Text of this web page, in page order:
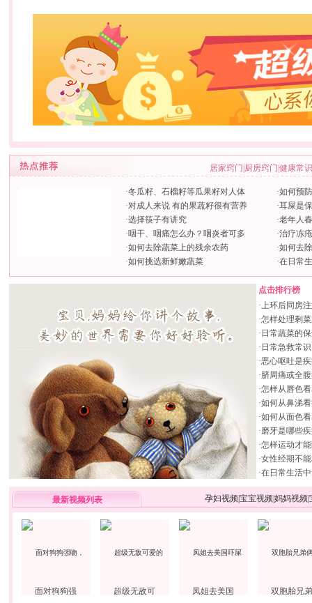
居家窍门 厨房窍门 健康常识
·冬瓜籽、石榴籽等瓜果籽对人体
·对成人来说 有的果蔬籽很有营养
·选择筷子有讲究
·咽干、咽痛怎么办？咽炎者可多
·如何去除蔬菜上的残余农药
·如何挑选新鲜嫩蔬菜
·如何预
·耳屎是
·老年人
·治疗冻
·如何去
·在日常
点击排行榜
·上环后同房
·怎样处理剩
· 日常蔬菜的
· 日常急救常识
·恶心呕吐是
·脐周痛或全
·怎样从唇色
·如何从鼻涕
·如何从面色
·磨牙是哪些
·怎样运动才
·女性经期不
·在日常生活
最新视频列表 孕妇视频宝宝视频妈妈视频
面对狗狗强 超级无敌可 凤姐去美国 双胞胎兄弟